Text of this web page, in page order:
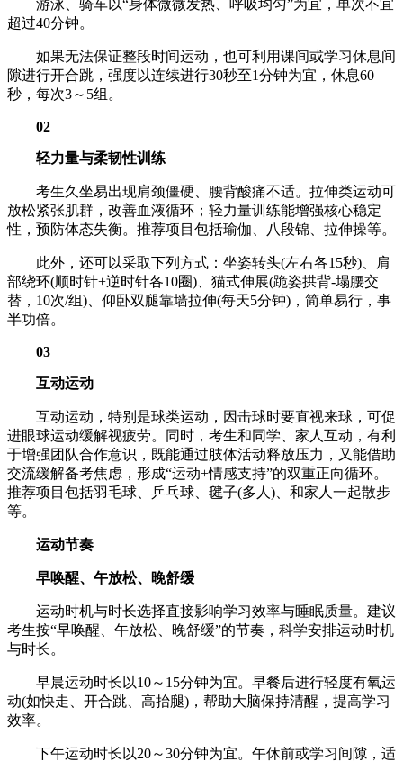
游泳、骑车以“身体微微发热、呼吸均匀”为宜，单次不宜
超过40分钟。
如果无法保证整段时间运动，也可利用课间或学习休息间
隙进行开合跳，强度以连续进行30秒至1分钟为宜，休息60
秒，每次3～5组。
02
轻力量与柔韧性训练
考生久坐易出现肩颈僵硬、腰背酸痛不适。拉伸类运动可
放松紧张肌群，改善血液循环；轻力量训练能增强核心稳定
性，预防体态失衡。推荐项目包括瑜伽、八段锦、拉伸操等。
此外，还可以采取下列方式：坐姿转头(左右各15秒)、肩
部绕环(顺时针+逆时针各10圈)、猫式伸展(跪姿拱背-塌腰交
替，10次/组)、仰卧双腿靠墙拉伸(每天5分钟)，简单易行，事
半功倍。
03
互动运动
互动运动，特别是球类运动，因击球时要直视来球，可促
进眼球运动缓解视疲劳。同时，考生和同学、家人互动，有利
于增强团队合作意识，既能通过肢体活动释放压力，又能借助
交流缓解备考焦虑，形成“运动+情感支持”的双重正向循环。
推荐项目包括羽毛球、乒乓球、毽子(多人)、和家人一起散步
等。
运动节奏
早唤醒、午放松、晚舒缓
运动时机与时长选择直接影响学习效率与睡眠质量。建议
考生按“早唤醒、午放松、晚舒缓”的节奏，科学安排运动时机
与时长。
早晨运动时长以10～15分钟为宜。早餐后进行轻度有氧运
动(如快走、开合跳、高抬腿)，帮助大脑保持清醒，提高学习
效率。
下午运动时长以20～30分钟为宜。午休前或学习间隙，适